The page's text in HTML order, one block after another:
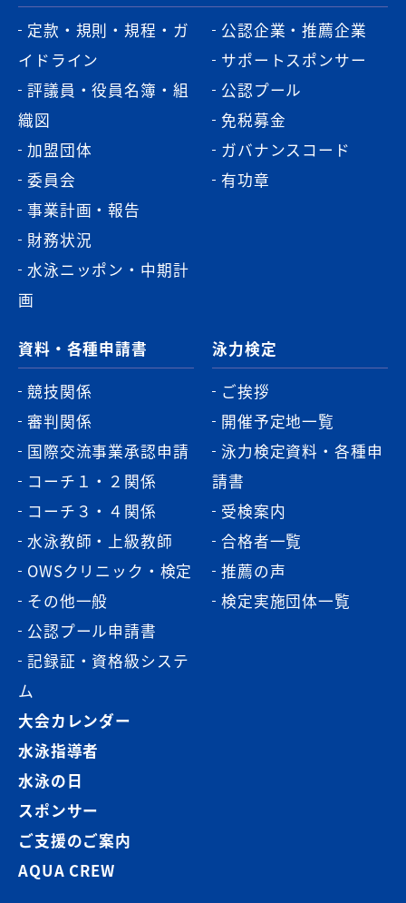
定款・規則・規程・ガ
イドライン
評議員・役員名簿・組
織図
加盟団体
委員会
事業計画・報告
財務状況
水泳ニッポン・中期計
画
公認企業・推薦企業
サポートスポンサー
公認プール
免税募金
ガバナンスコード
有功章
資料・各種申請書
競技関係
審判関係
国際交流事業承認申請
コーチ１・２関係
コーチ３・４関係
水泳教師・上級教師
OWSクリニック・検定
その他一般
公認プール申請書
記録証・資格級システ
ム
泳力検定
ご挨拶
開催予定地一覧
泳力検定資料・各種申
請書
受検案内
合格者一覧
推薦の声
検定実施団体一覧
大会カレンダー
水泳指導者
水泳の日
スポンサー
ご支援のご案内
AQUA CREW